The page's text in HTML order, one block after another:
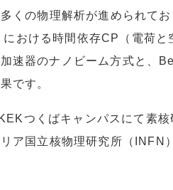
くの物理解析が進められて
おける時間依存CP（電荷
速器のナノビーム方式と、
です。
つくばキャンパスにて素
ア国立核物理研究所（